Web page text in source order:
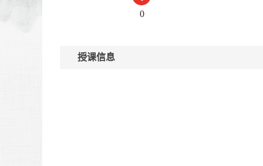
0
授课信息